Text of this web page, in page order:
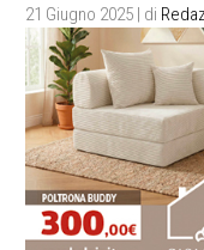
21 Giugno 2025 | di